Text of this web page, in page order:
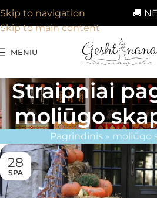
🚚
Skip to navigation
Skip to main content
MENIU
Straipniai
moliūgo
Pagrindinis » moliūgo
28
SPA